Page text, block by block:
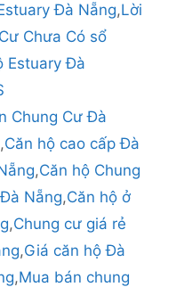
Đà Nẵng,Lời
Chưa Có sổ
Estuary Đà
Chung Cư Đà
,Căn hộ cao cấp Đà
,Căn hộ Chung
Nẵng,Căn hộ ở
,Chung cư giá rẻ
,Giá căn hộ Đà
,Mua bán chung